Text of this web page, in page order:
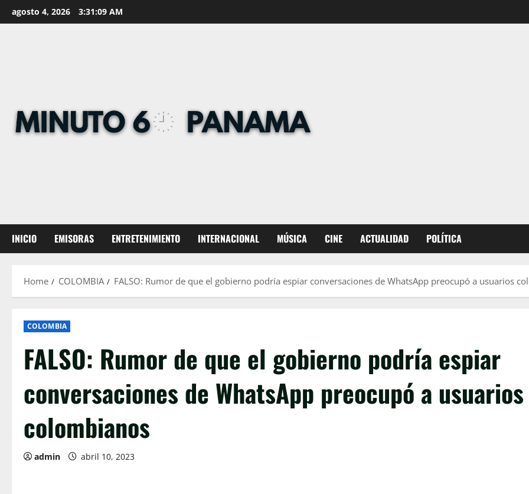
to
agosto 4, 2026 3:31:09 AM
INICIO EMISORAS ENTRETENIMIENTO INTERNACIONAL MÚSICA CINE ACTUALIDAD POLÍTICA
Home COLOMBIA FALSO: Rumor de que el gobierno podría espiar conversaciones de WhatsApp preocupó a usuarios
COLOMBIA
FALSO: Rumor de que el gobierno podría espiar
conversaciones de WhatsApp preocupó a usuarios
colombianos
admin abril 10, 2023